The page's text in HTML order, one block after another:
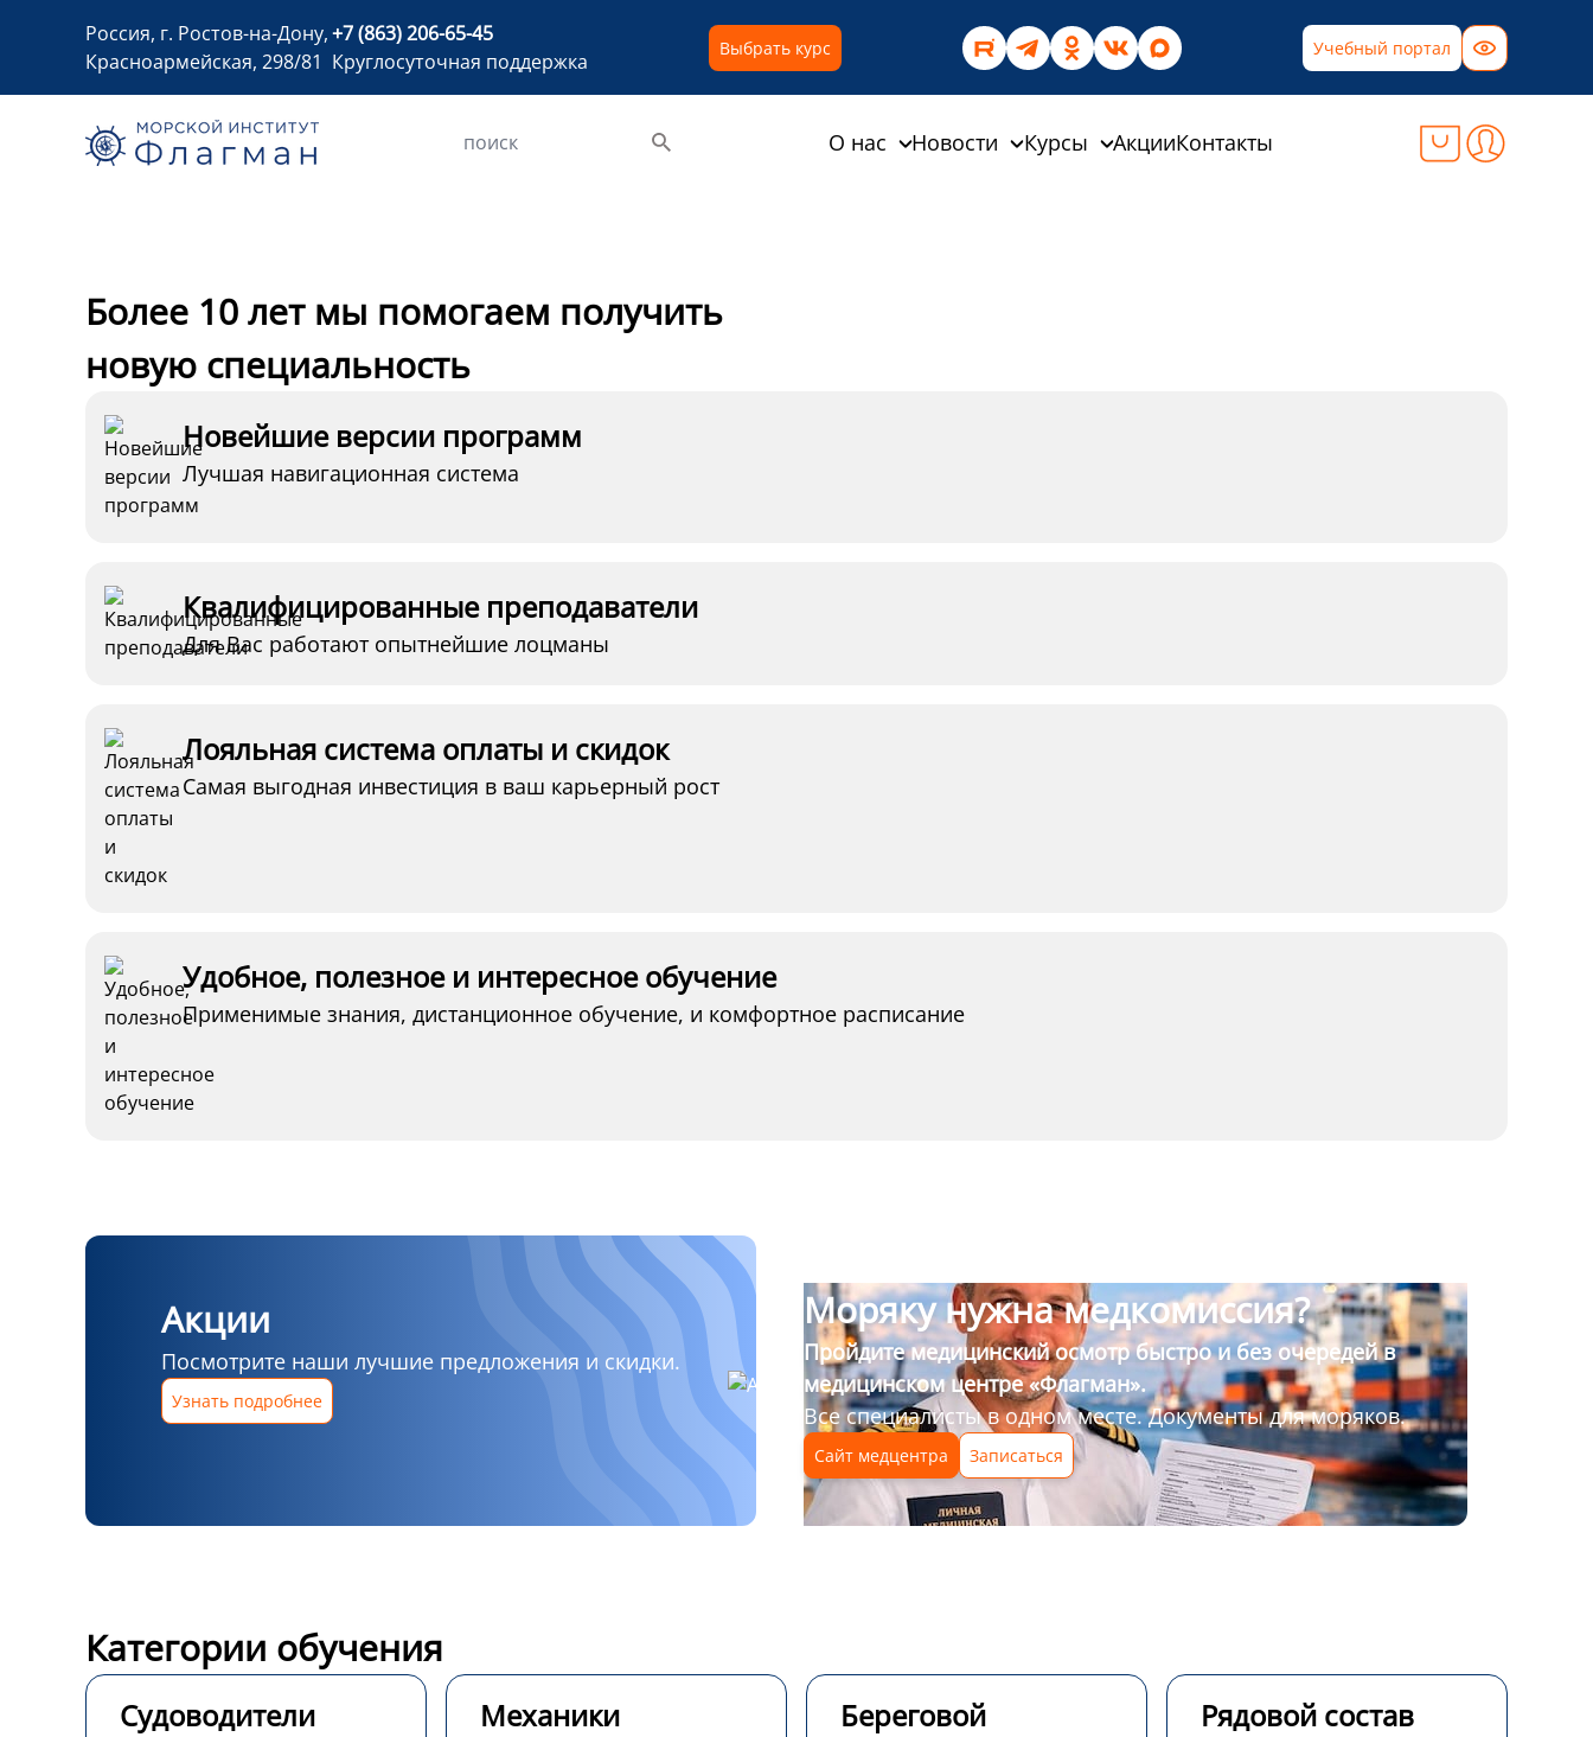
Россия, г. Ростов-на-Дону,
Красноармейская, 298/81
+7 (863) 206-65-45
Круглосуточная поддержка
Выбрать курс Учебный портал
О нас Новости Курсы АкцииКонтакты
Более 10 лет мы помогаем получить
новую специальность
Новейшие версии программ
Лучшая навигационная система
Квалифицированные преподаватели
Для Вас работают опытнейшие лоцманы
Лояльная система оплаты и скидок
Самая выгодная инвестиция в ваш карьерный рост
Удобное, полезное и интересное обучение
Применимые знания, дистанционное обучение, и комфортное расписание
Акции
Посмотрите наши лучшие предложения и скидки.
Узнать подробнее
Моряку нужна медкомиссия?
Пройдите медицинский осмотр быстро и без очередей в
медицинском центре «Флагман».
Все специалисты в одном месте. Документы для моряков.
Сайт медцентра Записаться
Категории обучения
Судоводители Механики
Береговой
Рядовой состав